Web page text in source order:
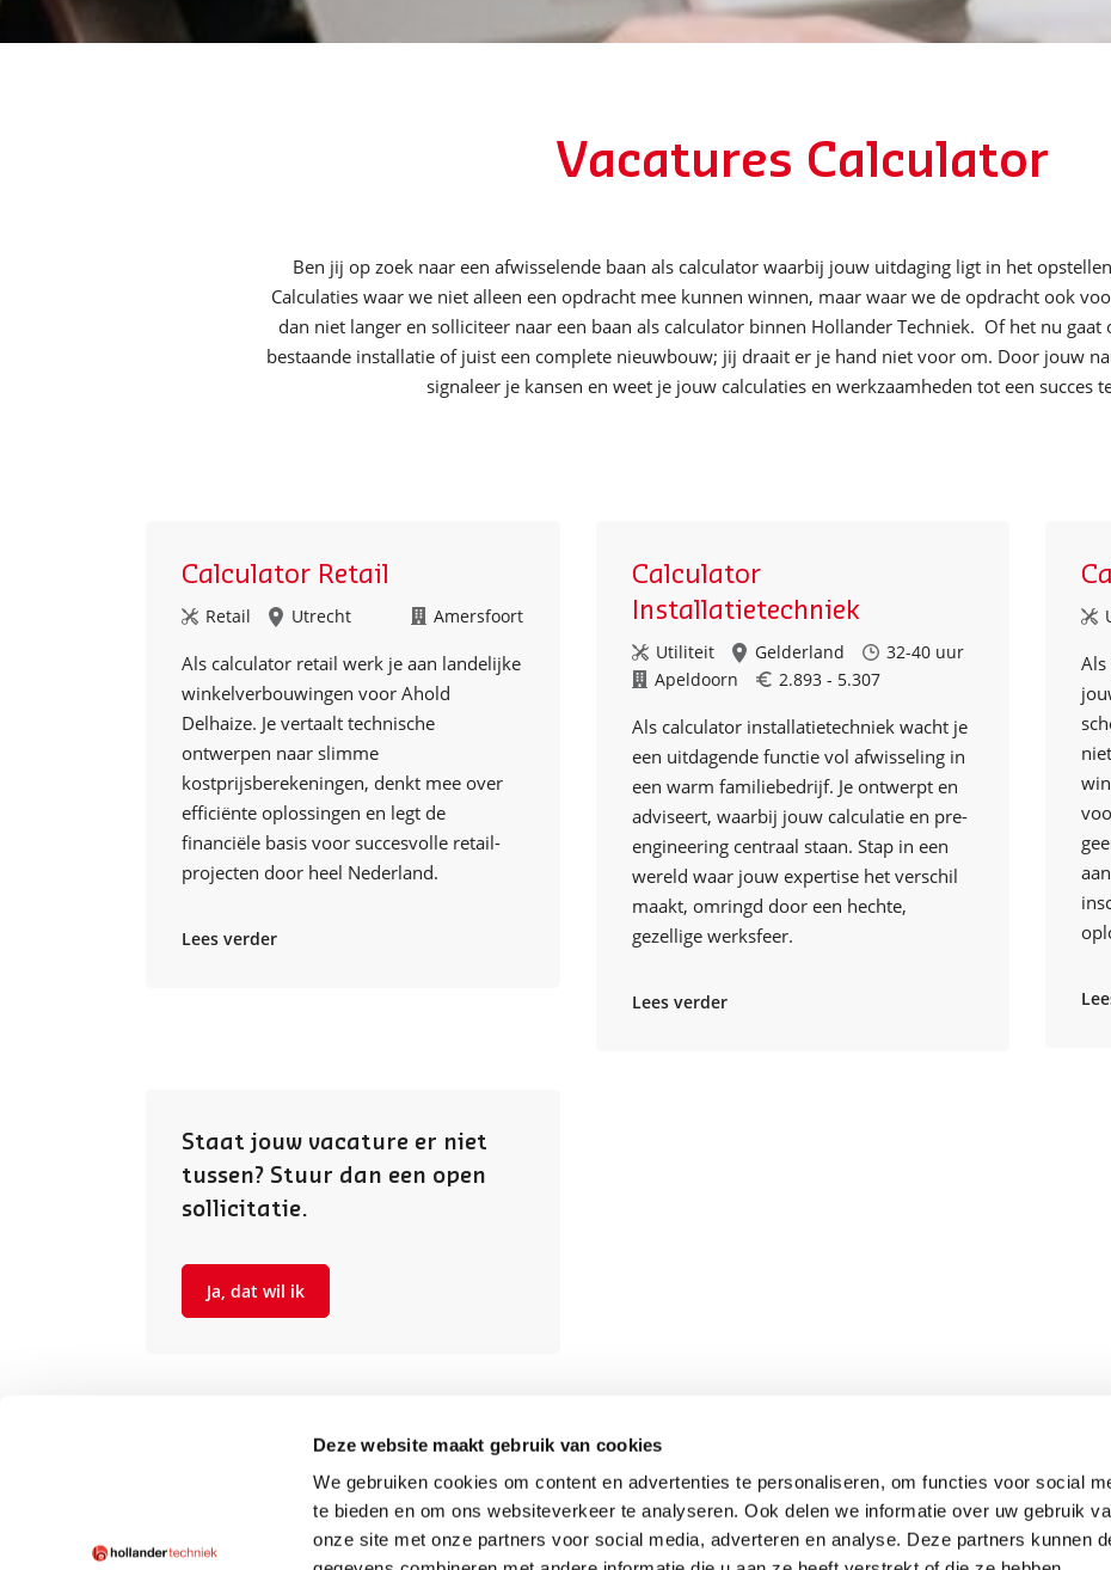
Deze website maakt gebruik van cookies
We gebruiken cookies om content en advertenties te personaliseren, om functies voor social
te bieden en om ons websiteverkeer te analyseren. Ook delen we informatie over uw gebruik
onze site met onze partners voor social media, adverteren en analyse. Deze partners kunnen
Vacatures Calculator
Ben jij op zoek naar een afwisselende baan als calculator waarbij jouw uitdaging ligt in het
Calculaties waar we niet alleen een opdracht mee kunnen winnen, maar waar we de opdracht ook
dan niet langer en solliciteer naar een baan als calculator binnen Hollander Techniek. Of het nu gaat
bestaande installatie of juist een complete nieuwbouw; jij draait er je hand niet voor om. Door jouw
signaleer je kansen en weet je jouw calculaties en werkzaamheden tot een succes
Calculator Retail
Retail Utrecht Amersfoort
Als calculator retail werk je aan landelijke
winkelverbouwingen voor Ahold
Delhaize. Je vertaalt technische
ontwerpen naar slimme
kostprijsberekeningen, denkt mee over
efficiënte oplossingen en legt de
financiële basis voor succesvolle retail-
projecten door heel Nederland.
Lees verder
Calculator
Installatietechniek
Utiliteit Gelderland
32-40 uur
Apeldoorn
2.893 - 5.307
Als calculator installatietechniek wacht je
een uitdagende functie vol afwisseling in
een warm familiebedrijf. Je ontwerpt en
adviseert, waarbij jouw calculatie en pre-
engineering centraal staan. Stap in een
wereld waar jouw expertise het verschil
maakt, omringd door een hechte,
gezellige werksfeer.
Lees verder
Staat jouw vacature er niet
tussen? Stuur dan een open
sollicitatie.
Ja, dat wil ik